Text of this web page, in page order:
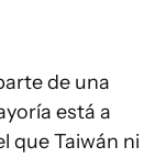
de una
está a
que Taiwán ni